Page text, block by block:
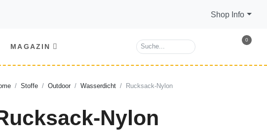
Shop Info
MAGAZIN
0
Stoffe Outdoor Wasserdicht Rucksack-Nylon
Nylon